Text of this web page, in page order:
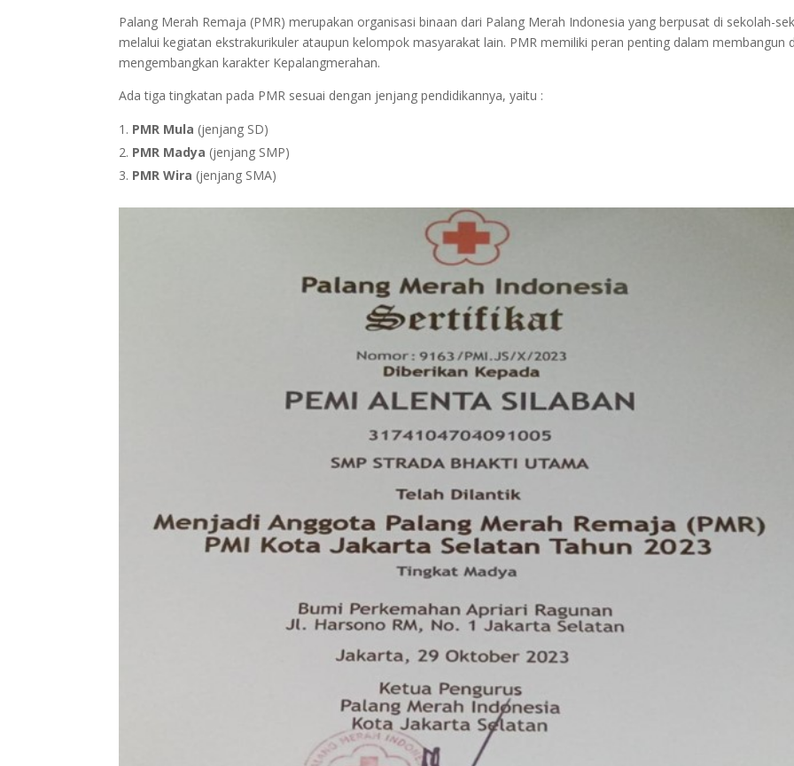
Palang Merah Remaja (PMR) merupakan organisasi binaan dari Palang Merah Indonesia yang berpusat di sekolah-
melalui kegiatan ekstrakurikuler ataupun kelompok masyarakat lain. PMR memiliki peran penting dalam membangun
mengembangkan karakter Kepalangmerahan.
Ada tiga tingkatan pada PMR sesuai dengan jenjang pendidikannya, yaitu :
PMR Mula (jenjang SD)
PMR Madya (jenjang SMP)
PMR Wira (jenjang SMA)